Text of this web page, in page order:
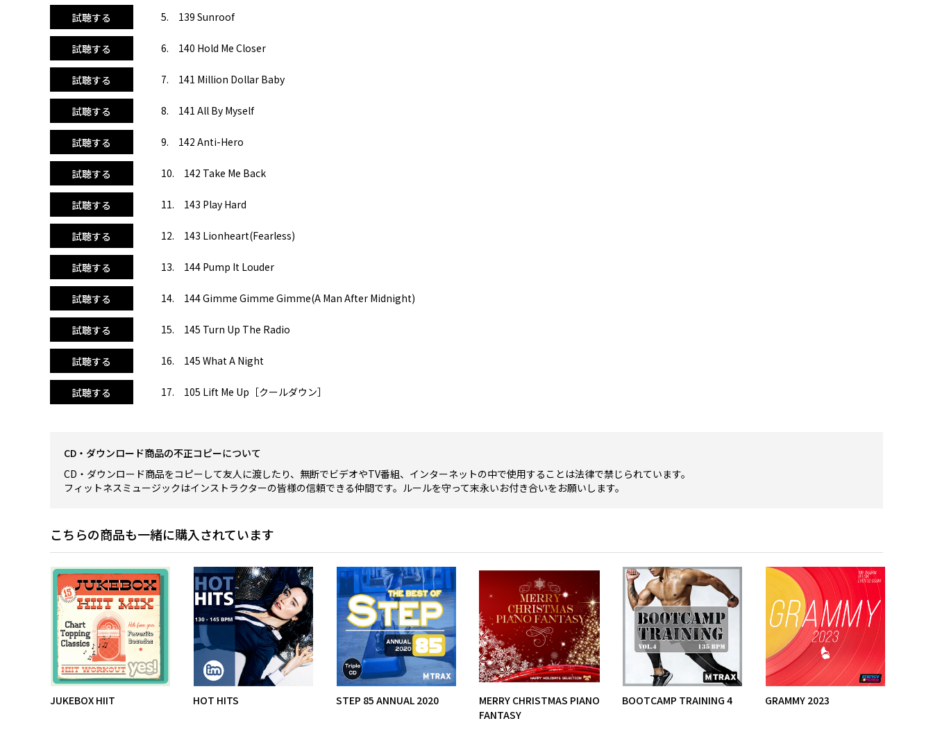
試聴する 5. 139 Sunroof
試聴する 6. 140 Hold Me Closer
試聴する 7. 141 Million Dollar Baby
試聴する 8. 141 All By Myself
試聴する 9. 142 Anti-Hero
試聴する 10. 142 Take Me Back
試聴する 11. 143 Play Hard
試聴する 12. 143 Lionheart(Fearless)
試聴する 13. 144 Pump It Louder
試聴する 14. 144 Gimme Gimme Gimme(A Man After Midnight)
試聴する 15. 145 Turn Up The Radio
試聴する 16. 145 What A Night
試聴する 17. 105 Lift Me Up［クールダウン］
CD・ダウンロード商品の不正コピーについて
CD・ダウンロード商品をコピーして友人に渡したり、無断でビデオやTV番組、インターネットの中で使用することは法律で禁じられています。
フィットネスミュージックはインストラクターの皆様の信頼できる仲間です。ルールを守って末永いお付き合いをお願いします。
こちらの商品も一緒に購入されています
JUKEBOX HIIT HOT HITS STEP 85 ANNUAL 2020
MERRY CHRISTMAS PIANO
FANTASY
BOOTCAMP TRAINING 4 GRAMMY 2023